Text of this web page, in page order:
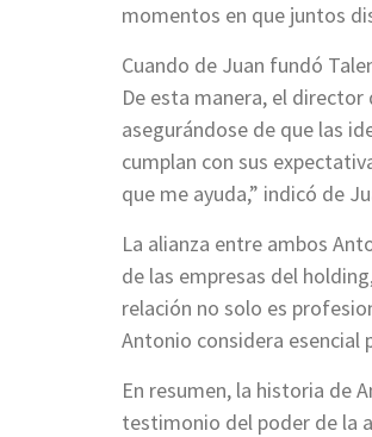
momentos en que juntos
Cuando de Juan fundó
De esta manera, el
asegurándose de que las
cumplan con sus
que me ayuda,” indicó de
La alianza entre ambos
de las empresas del
relación no solo es
Antonio considera esencial
En resumen, la historia de
testimonio del poder de la